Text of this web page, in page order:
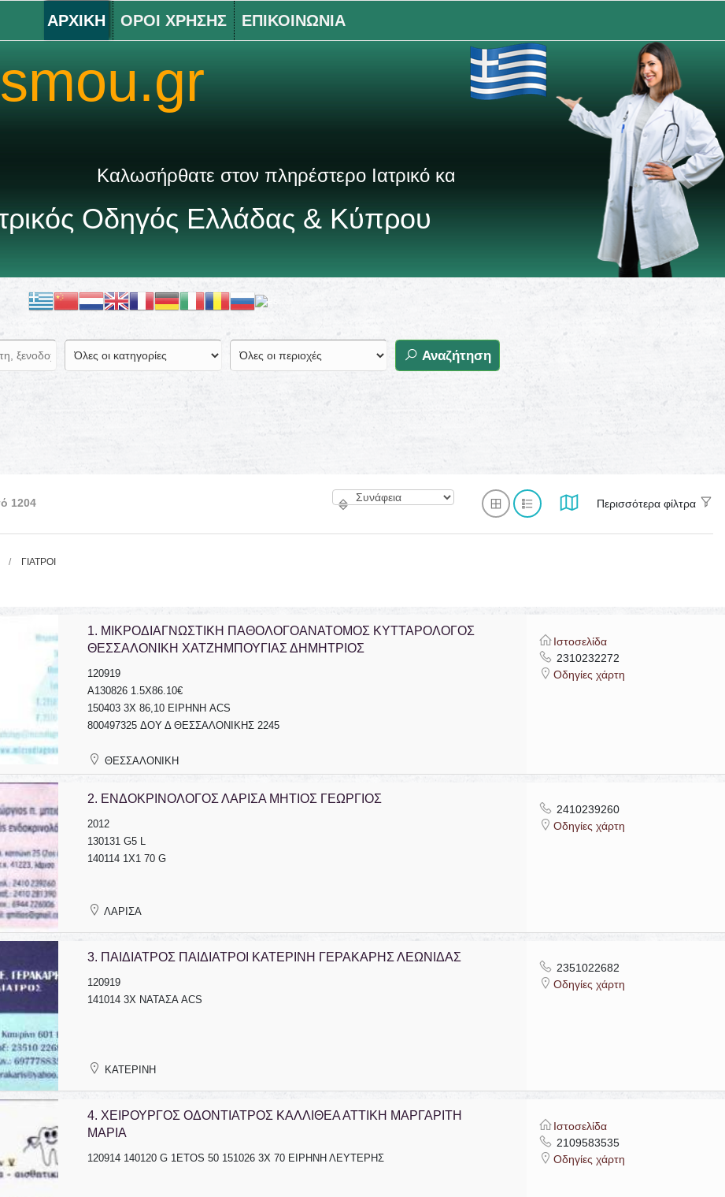
ΑΡΧΙΚΗ ΟΡΟΙ ΧΡΗΣΗΣ ΕΠΙΚΟΙΝΩΝΙΑ
Οδηγός Ελλάδας & Κύπρου
στον πληρέστερο Ιατρικό κατάλογο Ελλάδας & Κύπρου
Αναζήτηση
ΧΕΙΡΟΠΡΑΚΤΙΚΟΣ ΣΠΟΝΔΥΛΙΚΗΣ
ΜΑΝΩΛΙΔΗΣ ΑΛΕΞΑΝΔΡΟΣ
ΣΩΤΟΣ
ΟΔΟΝΤΟΤΕΧΝΙΤΗΣ
ΟΔΟΝΤΟΤΕΧΝΙΚΟ ΕΡΓΑΣΤΗΡΙΟ
ΝΕΑ ΙΩΝΙΑ ΑΤΤΙΚΗ ΣΚΑΡΠΕΛΗΣ
ΙΑΤΡΟΣ ΘΕΡΜΗ ΘΕΣΣΑΛΟΝΙΚΗ
1204 Περισσότερα φίλτρα
ΓΙΑΤΡΟΙ
1. ΜΙΚΡΟΔΙΑΓΝΩΣΤΙΚΗ ΠΑΘΟΛΟΓΟΑΝΑΤΟΜΟΣ ΚΥΤΤΑΡΟΛΟΓΟΣ
ΘΕΣΣΑΛΟΝΙΚΗ ΧΑΤΖΗΜΠΟΥΓΙΑΣ ΔΗΜΗΤΡΙΟΣ
120919
A130826 1.5X86.10€
150403 3Χ 86,10 ΕΙΡΗΝΗ ACS
800497325 ΔΟΥ Δ ΘΕΣΣΑΛΟΝΙΚΗΣ 2245
ΘΕΣΣΑΛΟΝΙΚΗ
Ιστοσελίδα
2310232272
Οδηγίες χάρτη
2. ΕΝΔΟΚΡΙΝΟΛΟΓΟΣ ΛΑΡΙΣΑ ΜΗΤΙΟΣ ΓΕΩΡΓΙΟΣ
2012
130131 G5 L
140114 1Χ1 70 G
ΛΑΡΙΣΑ
2410239260
Οδηγίες χάρτη
3. ΠΑΙΔΙΑΤΡΟΣ ΠΑΙΔΙΑΤΡΟΙ ΚΑΤΕΡΙΝΗ ΓΕΡΑΚΑΡΗΣ ΛΕΩΝΙΔΑΣ
120919
141014 3Χ ΝΑΤΑΣΑ ACS
ΚΑΤΕΡΙΝΗ
2351022682
Οδηγίες χάρτη
4. ΧΕΙΡΟΥΡΓΟΣ ΟΔΟΝΤΙΑΤΡΟΣ ΚΑΛΛΙΘΕΑ ΑΤΤΙΚΗ ΜΑΡΓΑΡΙΤΗ
ΜΑΡΙΑ
120914 140120 G 1ETOS 50 151026 3Χ 70 ΕΙΡΗΝΗ ΛΕΥΤΕΡΗΣ
Ιστοσελίδα
2109583535
Οδηγίες χάρτη